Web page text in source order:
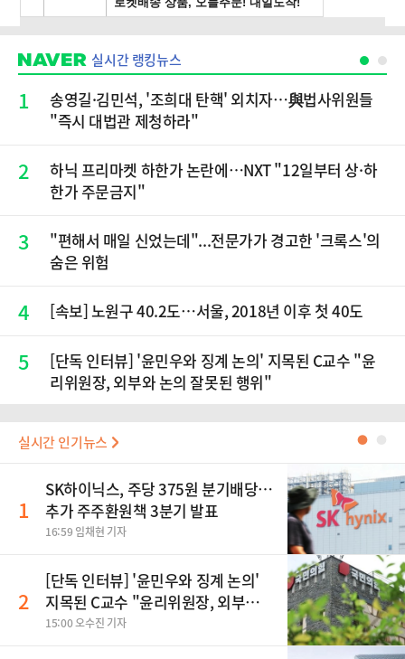
실시간 랭킹뉴스
1
송영길·김민석, '조희대 탄핵' 외치자…與법사위원들
"즉시 대법관 제청하라"
2
하닉 프리마켓 하한가 논란에…NXT "12일부터 상·하
한가 주문금지"
3
"편해서 매일 신었는데"...전문가가 경고한 '크록스'의
숨은 위험
4 [속보] 노원구 40.2도…서울, 2018년 이후 첫 40도
5
[단독 인터뷰] '윤민우와 징계 논의' 지목된 C교수 "윤
리위원장, 외부와 논의 잘못된 행위"
실시간 인기뉴스 ●
1
SK하이닉스, 주당 375원 분기배당…
추가 주주환원책 3분기 발표
16:59 임채현 기자
2
[단독 인터뷰] '윤민우와 징계 논의'
지목된 C교수 "윤리위원장, 외부와
논의 잘못된 행위"
15:00 오수진 기자